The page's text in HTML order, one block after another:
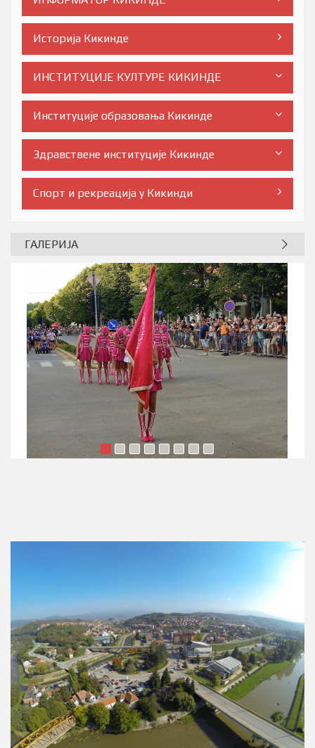
Историја Кикинде
ИНСТИТУЦИЈЕ КУЛТУРЕ КИКИНДЕ
Институције образовања Кикинде
Здравствене институције Кикинде
Спорт и рекреација у Кикинди
ГАЛЕРИЈА